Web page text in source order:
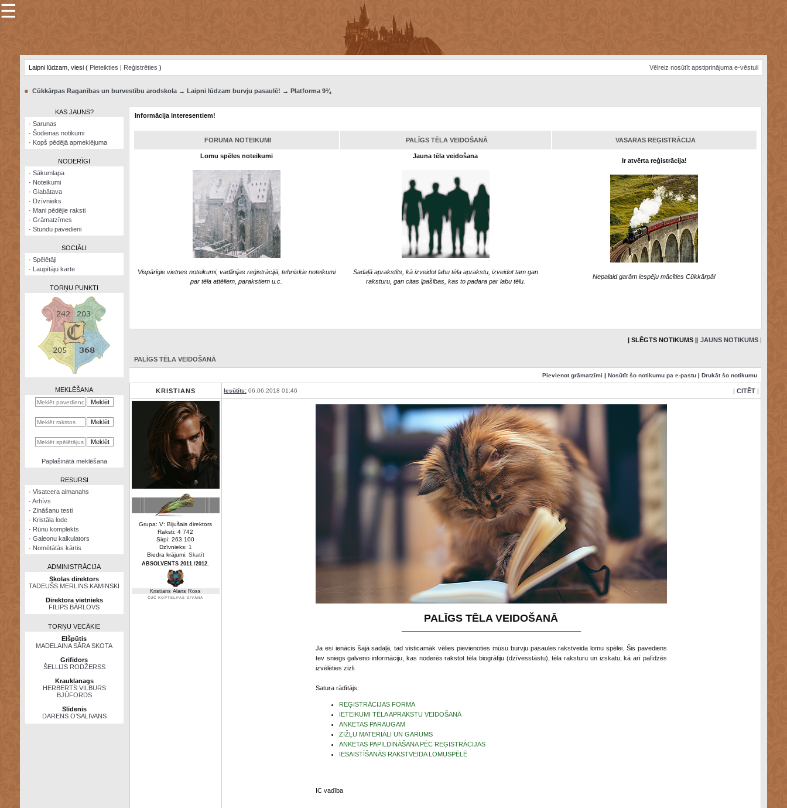
×
Šodienas
Visatcera
almanahs
kalkulators
☰
Laipni lūdzam, viesi ( Pieteikties | Reģistrēties ) Vēlreiz nosūtīt apstiprinājuma e-vēstuli
● Cūkkārpas Raganības un burvestību arodskola→ Laipni lūdzam burvju pasaulē! → Platforma 9¾
KAS JAUNS?
· Sarunas
· Šodienas notikumi
· Kopš pēdējā apmeklējuma
NODERĪGI
· Sākumlapa
· Noteikumi
· Glabātava
· Dzīvnieks
· Mani pēdējie raksti
· Grāmatzīmes
· Stundu pavedieni
SOCIĀLI
· Spēlētāji
· Laupītāju karte
TORŅU PUNKTI
MEKLĒŠANA
Paplašinātā meklēšana
RESURSI
· Visatcera almanahs
· Arhīvs
· Zināšanu testi
· Kristāla lode
· Rūnu komplekts
· Galeonu kalkulators
· Nomētātās kārtis
ADMINISTRĀCIJA
Skolas direktors
TADEUŠS MERLINS KAMINSKI
Direktora vietnieks
FILIPS BĀRLOVS
TORŅU VECĀKIE
Elšpūtis
MADELAINA SĀRA SKOTA
Grifidors
ŠELLIJS RODŽERSS
Kraukļanags
HERBERTS VILBURS
BJŪFORDS
Slīdenis
DARENS O’SALIVANS
Informācija interesentiem!
FORUMA NOTEIKUMI PALĪGS TĒLA VEIDOŠANĀ VASARAS REĢISTRĀCIJA
Lomu spēles noteikumi
Vispārīgie vietnes noteikumi, vadlīnijas reģistrācijā, tehniskie noteikumi
par tēla attēliem, parakstiem u.c.
Jauna tēla veidošana
Sadaļā aprakstīts, kā izveidot labu tēla aprakstu, izveidot tam gan
raksturu, gan citas īpašības, kas to padara par labu tēlu.
Ir atvērta reģistrācija!
Nepalaid garām iespēju mācīties Cūkkārpā!
| SLĒGTS NOTIKUMS || JAUNS NOTIKUMS|
PALĪGS TĒLA VEIDOŠANĀ
Pievienot grāmatzīmi | Nosūtīt šo notikumu pa e-pastu| Drukāt šo notikumu
KRISTIANS Iesūtīts:06.06.2018 01:46 | CITĒT|
Grupa: V: Bijušais direktors
Raksti: 4 742
Sirpi: 263 100
Dzīvnieks: 1
Biedra krājumi: Skatīt
ABSOLVENTS 2011./2012.
Kristians Alans Ross
ČUČ KOPTELPAS DĪVĀNĀ
PALĪGS TĒLA VEIDOŠANĀ
Ja esi ienācis šajā sadaļā, tad visticamāk vēlies pievienoties mūsu burvju pasaules rakstveida lomu spēlei. Šis pavediens
tev sniegs galveno informāciju, kas noderēs rakstot tēla biogrāfiju (dzīvesstāstu), tēla raksturu un izskatu, kā arī palīdzēs
izvēlēties zizli.
Satura rādītājs:
REĢISTRĀCIJAS FORMA
IETEIKUMI TĒLA APRAKSTU VEIDOŠANĀ
ANKETAS PARAUGAM
ZIŽĻU MATERIĀLI UN GARUMS
ANKETAS PAPILDINĀŠANA PĒC REĢISTRĀCIJAS
IESAISTĪŠANĀS RAKSTVEIDA LOMUSPĒLĒ
IC vadība